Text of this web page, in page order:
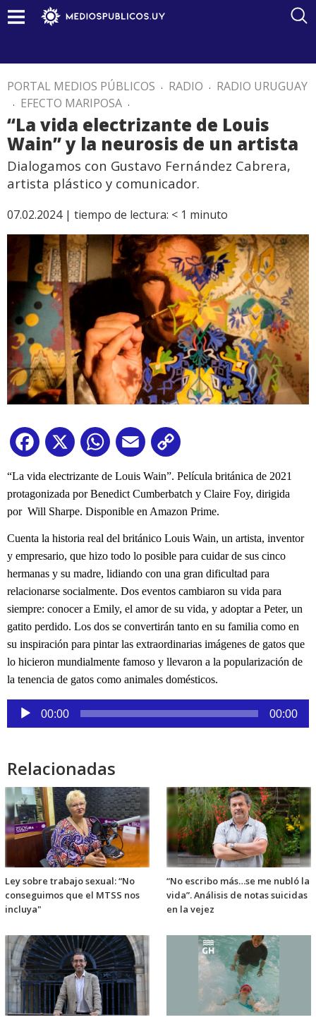
PORTAL MEDIOS PÚBLICOS . RADIO . RADIO URUGUAY
. EFECTO MARIPOSA .
“La vida electrizante de Louis
Wain” y la neurosis de un artista
Dialogamos con Gustavo Fernández Cabrera,
artista plástico y comunicador.
07.02.2024 | tiempo de lectura: < 1 minuto
Facebook
X WhatsApp
Email
Link
“La vida electrizante de Louis Wain”. Película británica de 2021
protagonizada por Benedict Cumberbatch y Claire Foy, dirigida
por Will Sharpe. Disponible en Amazon Prime.
Cuenta la historia real del británico Louis Wain, un artista, inventor
y empresario, que hizo todo lo posible para cuidar de sus cinco
hermanas y su madre, lidiando con una gran dificultad para
relacionarse socialmente. Dos eventos cambiaron su vida para
siempre: conocer a Emily, el amor de su vida, y adoptar a Peter, un
gatito perdido. Los dos se convertirán tanto en su familia como en
su inspiración para pintar las extraordinarias imágenes de gatos que
lo hicieron mundialmente famoso y llevaron a la popularización de
la tenencia de gatos como animales domésticos.
Reproductor
00:00 00:00
Relacionadas
Ley sobre trabajo sexual: “No
conseguimos que el MTSS nos
incluya"
“No escribo más…se me nubló la
vida”. Análisis de notas suicidas
en la vejez